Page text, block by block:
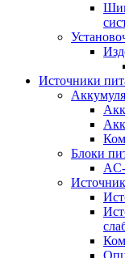
Источники
Блоки